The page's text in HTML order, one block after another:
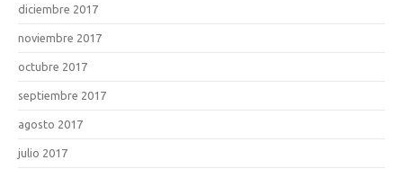
diciembre 2017
noviembre 2017
octubre 2017
septiembre 2017
agosto 2017
julio 2017